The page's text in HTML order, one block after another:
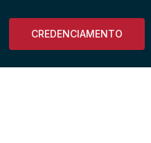
CREDENCIAMENTO